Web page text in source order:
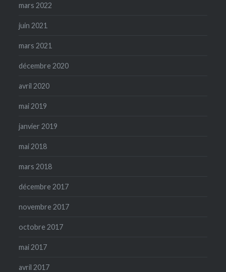
mars 2022
juin 2021
mars 2021
décembre 2020
avril 2020
mai 2019
janvier 2019
mai 2018
mars 2018
décembre 2017
novembre 2017
octobre 2017
mai 2017
avril 2017